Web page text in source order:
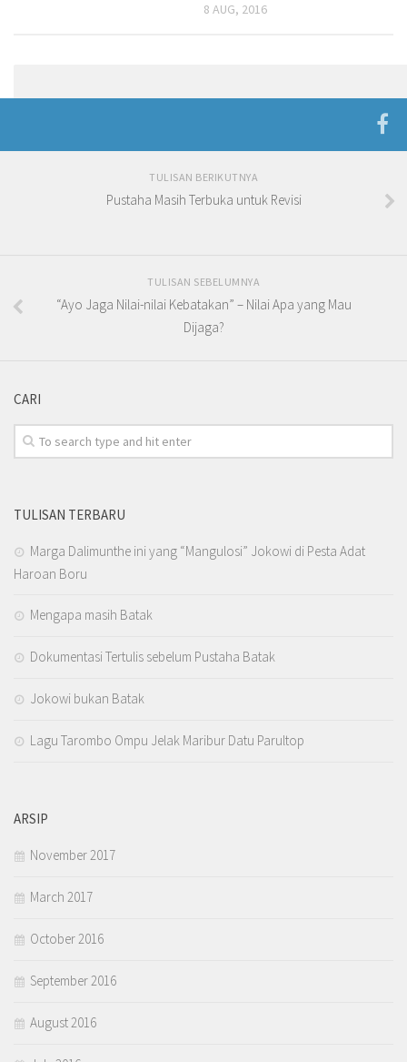
8 AUG, 2016
TULISAN BERIKUTNYA
Pustaha Masih Terbuka untuk Revisi
TULISAN SEBELUMNYA
“Ayo Jaga Nilai-nilai Kebatakan” – Nilai Apa yang Mau
Dijaga?
CARI
TULISAN TERBARU
Marga Dalimunthe ini yang “Mangulosi” Jokowi di Pesta Adat
Haroan Boru
Mengapa masih Batak
Dokumentasi Tertulis sebelum Pustaha Batak
Jokowi bukan Batak
Lagu Tarombo Ompu Jelak Maribur Datu Parultop
ARSIP
November 2017
March 2017
October 2016
September 2016
August 2016